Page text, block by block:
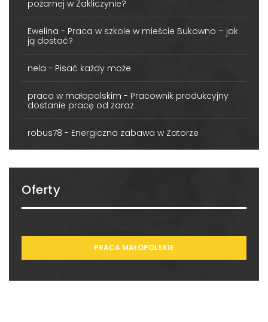
pożarnej w Zakliczynie?
Ewelina - Praca w szkole w mieście Bukowno – jak
ją dostać?
nela - Pisać każdy może
praca w małopolskim - Pracownik produkcyjny
dostanie pracę od zaraz
robus78 - Energiczna zabawa w Zatorze
Oferty
PRACA MAŁOPOLSKIE